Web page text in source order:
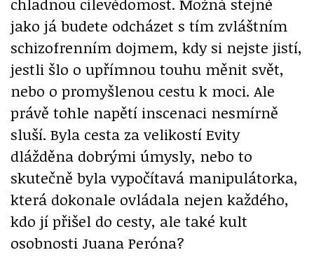
jako já budete odcházet s tím zvláštním
schizofrenním dojmem, kdy si nejste jistí,
jestli šlo o upřímnou touhu měnit svět,
nebo o promyšlenou cestu k moci. Ale
právě tohle napětí inscenaci nesmírně
sluší. Byla cesta za velikostí Evity
dlážděna dobrými úmysly, nebo to
skutečně byla vypočítavá manipulátorka,
která dokonale ovládala nejen každého,
kdo jí přišel do cesty, ale také kult
osobnosti Juana Peróna?